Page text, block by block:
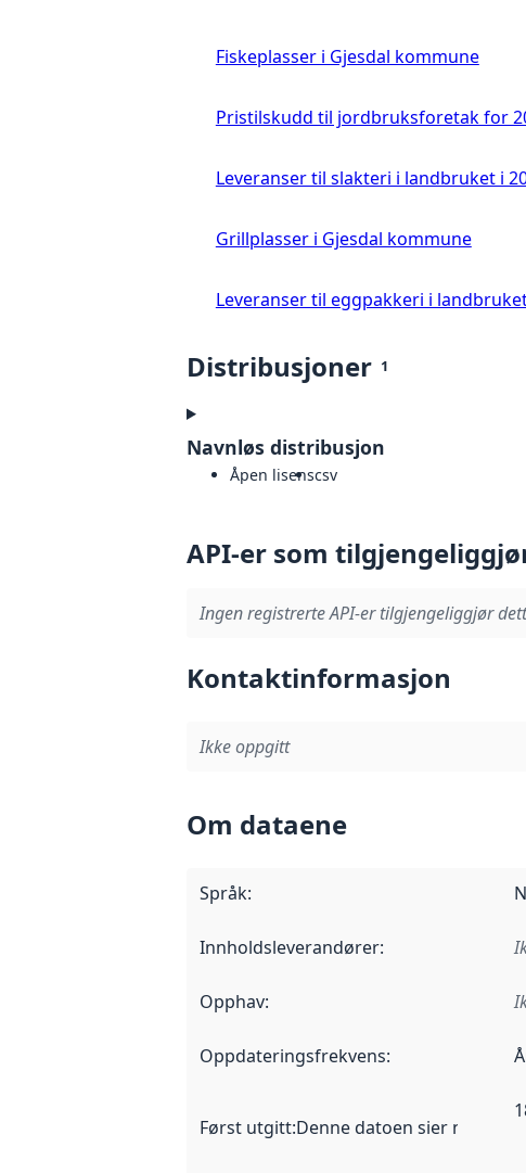
Fiskeplasser i Gjesdal kommune
Pristilskudd til jordbruksforetak for
Leveranser til slakteri i landbruket i
Grillplasser i Gjesdal kommune
Leveranser til eggpakkeri i
Distribusjoner 1
Navnløs distribusjon
Åpen lisenscsv
API-er som
Ingen registrerte API-er tilgjengeliggjør
Kontaktinformasjon
Ikke oppgitt
Om dataene
Språk:
Innholdsleverandører:
Opphav:
Oppdateringsfrekvens:
Først utgitt:Denne datoen sier når